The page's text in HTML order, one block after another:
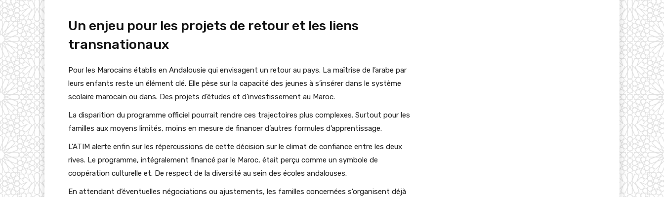
Un enjeu pour les projets de retour et les liens
transnationaux
Pour les Marocains établis en Andalousie qui envisagent un retour au pays. La maîtrise de l’arabe par
leurs enfants reste un élément clé. Elle pèse sur la capacité des jeunes à s’insérer dans le système
scolaire marocain ou dans. Des projets d’études et d’investissement au Maroc.
La disparition du programme officiel pourrait rendre ces trajectoires plus complexes. Surtout pour les
familles aux moyens limités, moins en mesure de financer d’autres formules d’apprentissage.
L’ATIM alerte enfin sur les répercussions de cette décision sur le climat de confiance entre les deux
rives. Le programme, intégralement financé par le Maroc, était perçu comme un symbole de
coopération culturelle et. De respect de la diversité au sein des écoles andalouses.
En attendant d’éventuelles négociations ou ajustements, les familles concernées s’organisent déjà